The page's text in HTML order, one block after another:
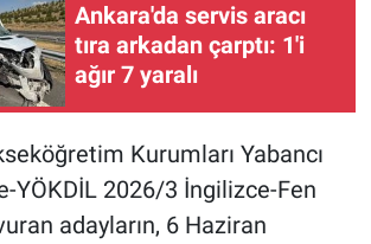
Ankara'da servis aracı
tıra arkadan çarptı: 1'i
ağır 7 yaralı
Kurumları Yabancı
YÖKDİL 2026/3 İngilizce-Fen
adayların, 6 Haziran